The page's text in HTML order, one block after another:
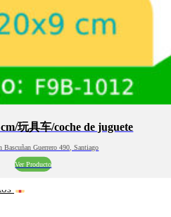
玩具车/coche de juguete
Bascuñan Guerrero 490, Santiago
Ver Producto